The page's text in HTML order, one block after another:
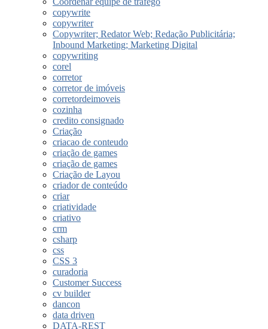
copywrite
copywriter
Copywriter; Redator Web; Redação Publicitária;
Inbound Marketing; Marketing Digital
copywriting
corel
corretor
corretor de imóveis
corretordeimoveis
cozinha
credito consignado
Criação
criacao de conteudo
criação de games
criação de games
Criação de Layou
criador de conteúdo
criar
criatividade
criativo
crm
csharp
css
CSS 3
curadoria
Customer Success
cv builder
dancon
data driven
DATA-REST